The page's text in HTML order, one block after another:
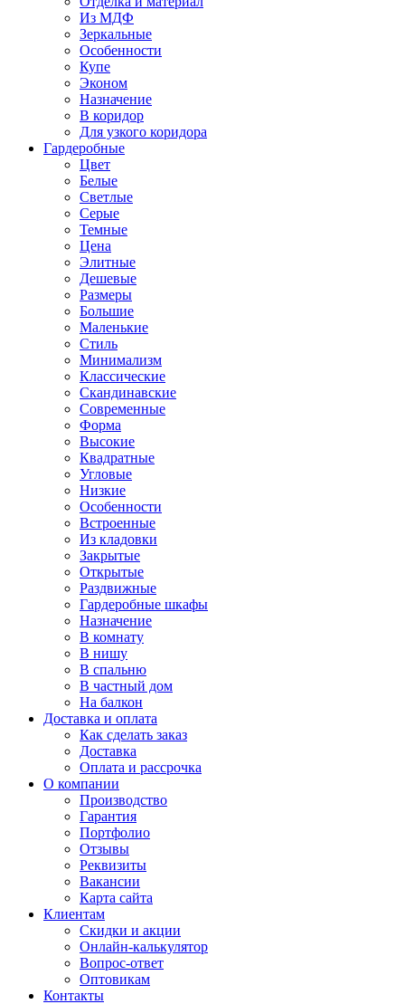
Из МДФ
Зеркальные
Особенности
Купе
Эконом
Назначение
В коридор
Для узкого коридора
Гардеробные
Цвет
Белые
Светлые
Серые
Темные
Цена
Элитные
Дешевые
Размеры
Большие
Маленькие
Стиль
Минимализм
Классические
Скандинавские
Современные
Форма
Высокие
Квадратные
Угловые
Низкие
Особенности
Встроенные
Из кладовки
Закрытые
Открытые
Раздвижные
Гардеробные шкафы
Назначение
В комнату
В нишу
В спальню
В частный дом
На балкон
Доставка и оплата
Как сделать заказ
Доставка
Оплата и рассрочка
О компании
Производство
Гарантия
Портфолио
Отзывы
Реквизиты
Вакансии
Карта сайта
Клиентам
Скидки и акции
Онлайн-калькулятор
Вопрос-ответ
Оптовикам
Контакты